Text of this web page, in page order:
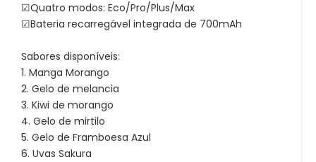
☑Quatro modos: Eco/Pro/Plus/Max
☑Bateria recarregável integrada de 700mAh
Sabores disponíveis:
1. Manga Morango
2. Gelo de melancia
3. Kiwi de morango
4. Gelo de mirtilo
5. Gelo de Framboesa Azul
6. Uvas Sakura